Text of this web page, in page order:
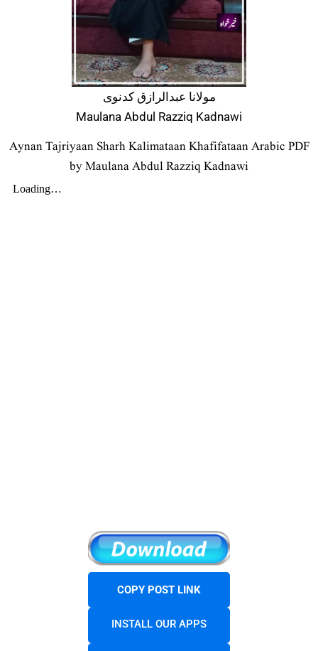
مولانا عبدالرازق کدنوی
Maulana Abdul Razziq Kadnawi
Aynan Tajriyaan Sharh Kalimataan Khafifataan Arabic PDF
by Maulana Abdul Razziq Kadnawi
COPY POST LINK
INSTALL OUR APPS